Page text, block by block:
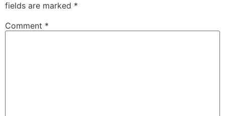
fields are marked *
Comment *